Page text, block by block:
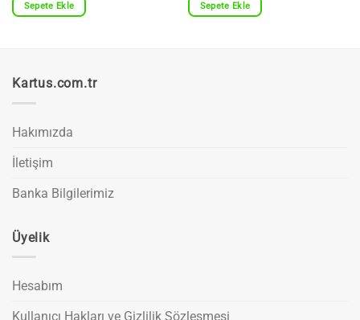
Sepete Ekle Sepete Ekle
Kartus.com.tr
Hakımızda
İletişim
Banka Bilgilerimiz
Üyelik
Hesabım
Kullanıcı Hakları ve Gizlilik Sözleşmesi